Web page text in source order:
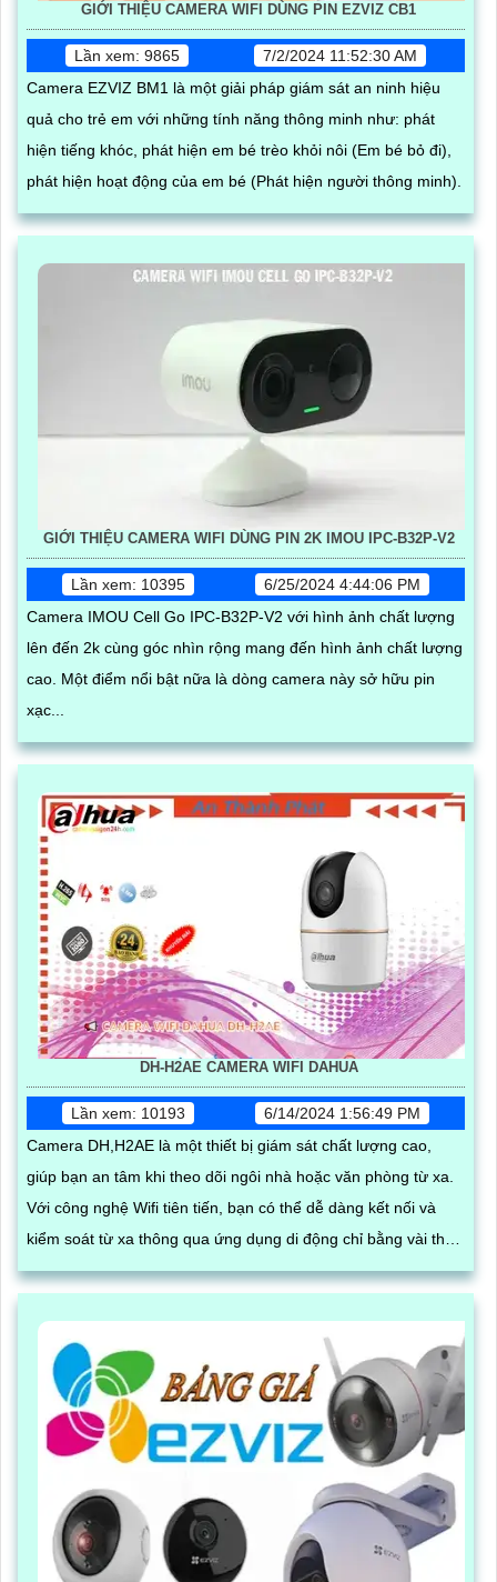
GIỚI THIỆU CAMERA WIFI DÙNG PIN EZVIZ CB1
Lần xem: 9865
7/2/2024 11:52:30 AM
Camera EZVIZ BM1 là một giải pháp giám sát an ninh hiệu
quả cho trẻ em với những tính năng thông minh như: phát
hiện tiếng khóc, phát hiện em bé trèo khỏi nôi (Em bé bỏ đi),
phát hiện hoạt động của em bé (Phát hiện người thông minh).
GIỚI THIỆU CAMERA WIFI DÙNG PIN 2K IMOU IPC-B32P-V2
Lần xem: 10395
6/25/2024 4:44:06 PM
Camera IMOU Cell Go IPC-B32P-V2 với hình ảnh chất lượng
lên đến 2k cùng góc nhìn rộng mang đến hình ảnh chất lượng
cao. Một điểm nổi bật nữa là dòng camera này sở hữu pin
xạc...
DH-H2AE CAMERA WIFI DAHUA
Lần xem: 10193
6/14/2024 1:56:49 PM
Camera DH,H2AE là một thiết bị giám sát chất lượng cao,
giúp bạn an tâm khi theo dõi ngôi nhà hoặc văn phòng từ xa.
Với công nghệ Wifi tiên tiến, bạn có thể dễ dàng kết nối và
kiểm soát từ xa thông qua ứng dụng di động chỉ bằng vài thao
tác đơn giản